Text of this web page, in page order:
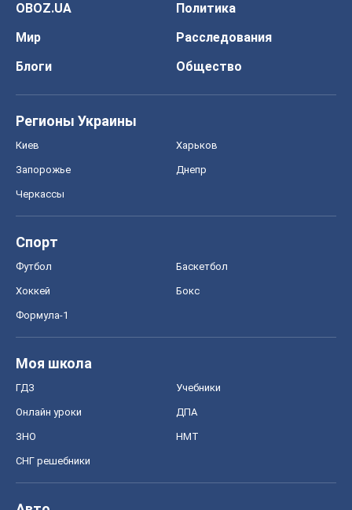
OBOZ.UA
Политика
Мир
Расследования
Блоги
Общество
Регионы Украины
Киев Харьков
Запорожье Днепр
Черкассы
Спорт
Футбол Баскетбол
Хоккей Бокс
Формула-1
Моя школа
ГДЗ Учебники
Онлайн уроки ДПА
ЗНО НМТ
СНГ решебники